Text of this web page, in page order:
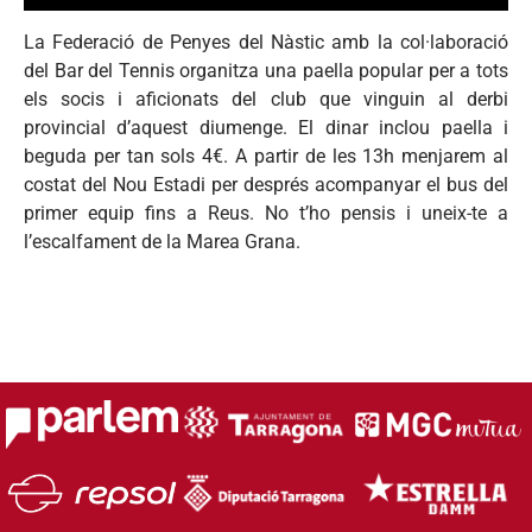
La Federació de Penyes del Nàstic amb la col·laboració
del Bar del Tennis organitza una paella popular per a tots
els socis i aficionats del club que vinguin al derbi
provincial d’aquest diumenge. El dinar inclou paella i
beguda per tan sols 4€. A partir de les 13h menjarem al
costat del Nou Estadi per després acompanyar el bus del
primer equip fins a Reus. No t’ho pensis i uneix-te a
l’escalfament de la Marea Grana.